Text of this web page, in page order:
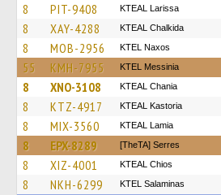
8 PIT-9408 KTEAL Larissa
8 XAY-4288 KTEAL Chalkida
8 MOB-2956 KTEL Naxos
55 KMH-7955 KTEL Messinia
8 XNO-3108 KTEAL Chania
8 KTZ-4917 KTEAL Kastoria
8 MIX-3560 KTEAL Lamia
8 EPX-8289 [TheTA] Serres
8 XIZ-4001 KTEAL Chios
8 NKH-6299 KTEL Salaminas